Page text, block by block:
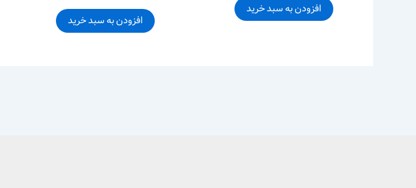
افزودن به سبد خرید
افزودن به سبد خرید